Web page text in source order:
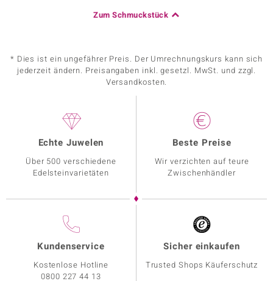
Zum Schmuckstück
* Dies ist ein ungefährer Preis. Der Umrechnungskurs kann sich
jederzeit ändern. Preisangaben inkl. gesetzl. MwSt. und zzgl.
Versandkosten.
Echte Juwelen
Über 500 verschiedene
Edelsteinvarietäten
Beste Preise
Wir verzichten auf teure
Zwischenhändler
Kundenservice
Kostenlose Hotline
0800 227 44 13
Sicher einkaufen
Trusted Shops Käuferschutz